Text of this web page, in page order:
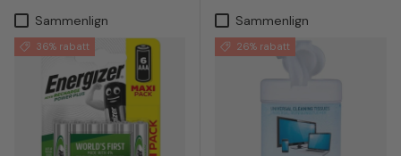
Sammenlign
36% rabatt
Sammenlign
26% rabatt